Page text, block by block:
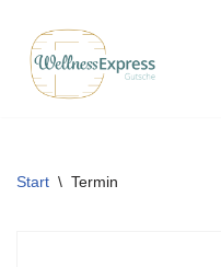
Zum
Inhalt
Start \ Termin